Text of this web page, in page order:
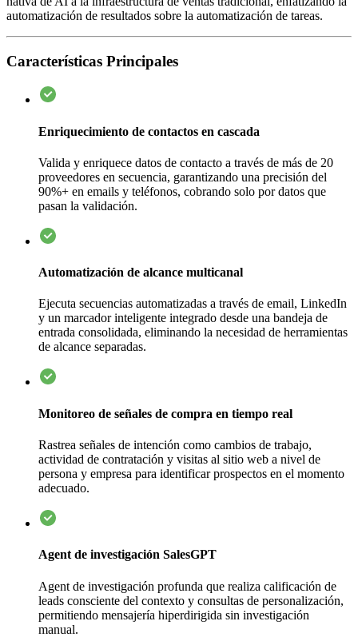
automatización de resultados sobre la automatización de tareas.
Características Principales
Enriquecimiento de contactos en cascada
Valida y enriquece datos de contacto a través de más de 20
proveedores en secuencia, garantizando una precisión del
90%+ en emails y teléfonos, cobrando solo por datos que
pasan la validación.
Automatización de alcance multicanal
Ejecuta secuencias automatizadas a través de email, LinkedIn
y un marcador inteligente integrado desde una bandeja de
entrada consolidada, eliminando la necesidad de herramientas
de alcance separadas.
Monitoreo de señales de compra en tiempo real
Rastrea señales de intención como cambios de trabajo,
actividad de contratación y visitas al sitio web a nivel de
persona y empresa para identificar prospectos en el momento
adecuado.
Agent de investigación SalesGPT
Agent de investigación profunda que realiza calificación de
leads consciente del contexto y consultas de personalización,
permitiendo mensajería hiperdirigida sin investigación
manual.